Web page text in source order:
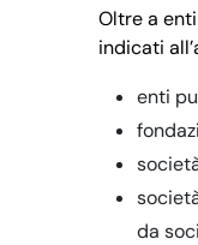
Oltre a
indicati
enti
da